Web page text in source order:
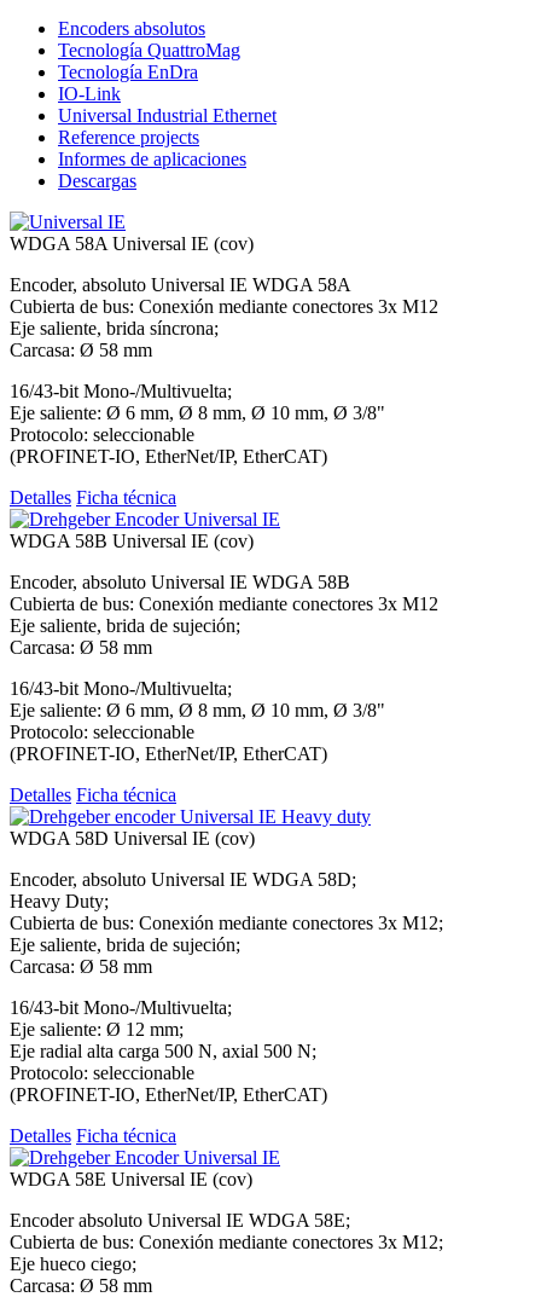
Encoders absolutos
Tecnología QuattroMag
Tecnología EnDra
IO-Link
Universal Industrial Ethernet
Reference projects
Informes de aplicaciones
Descargas
WDGA 58A Universal IE (cov)
Encoder, absoluto Universal IE WDGA 58A
Cubierta de bus: Conexión mediante conectores 3x M12
Eje saliente, brida síncrona;
Carcasa: Ø 58 mm
16/43-bit Mono-/Multivuelta;
Eje saliente: Ø 6 mm, Ø 8 mm, Ø 10 mm, Ø 3/8"
Protocolo: seleccionable
(PROFINET-IO, EtherNet/IP, EtherCAT)
Detalles Ficha técnica
WDGA 58B Universal IE (cov)
Encoder, absoluto Universal IE WDGA 58B
Cubierta de bus: Conexión mediante conectores 3x M12
Eje saliente, brida de sujeción;
Carcasa: Ø 58 mm
16/43-bit Mono-/Multivuelta;
Eje saliente: Ø 6 mm, Ø 8 mm, Ø 10 mm, Ø 3/8"
Protocolo: seleccionable
(PROFINET-IO, EtherNet/IP, EtherCAT)
Detalles Ficha técnica
WDGA 58D Universal IE (cov)
Encoder, absoluto Universal IE WDGA 58D;
Heavy Duty;
Cubierta de bus: Conexión mediante conectores 3x M12;
Eje saliente, brida de sujeción;
Carcasa: Ø 58 mm
16/43-bit Mono-/Multivuelta;
Eje saliente: Ø 12 mm;
Eje radial alta carga 500 N, axial 500 N;
Protocolo: seleccionable
(PROFINET-IO, EtherNet/IP, EtherCAT)
Detalles Ficha técnica
WDGA 58E Universal IE (cov)
Encoder absoluto Universal IE WDGA 58E;
Cubierta de bus: Conexión mediante conectores 3x M12;
Eje hueco ciego;
Carcasa: Ø 58 mm